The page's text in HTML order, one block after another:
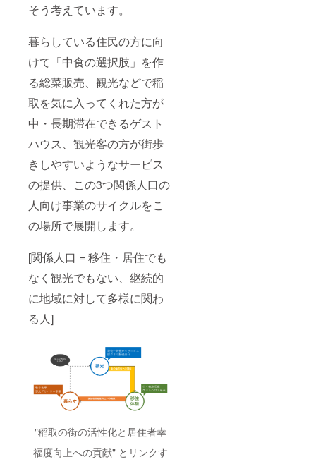
そう考えています。
暮らしている住民の方に向
けて「中食の選択肢」を作
る総菜販売、観光などで稲
取を気に入ってくれた方が
中・長期滞在できるゲスト
ハウス、観光客の方が街歩
きしやすいようなサービス
の提供、この3つ関係人口の
人向け事業のサイクルをこ
の場所で展開します。
[関係人口 = 移住・居住でも
なく観光でもない、継続的
に地域に対して多様に関わ
る人]
"稲取の街の活性化と居住者幸
福度向上への貢献" とリンクす